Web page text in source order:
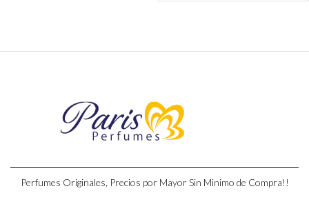
Perfumes Originales, Precios por Mayor Sin Minimo de Compra!!